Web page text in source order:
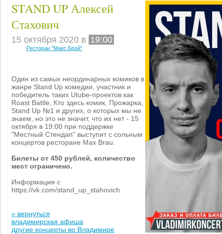
STAND UP Алексей
Стахович
15 октября 2020 в 19:00
Ресторан "Макс Брой"
Один из самых неординарных комиков в
жанре Stand Up комедии, участник и
победитель таких Utube-проектов как
Roast Battle, Кто здесь комик, Прожарка,
Stand Up №1 и других, о которых мы не
знаем, но это не значит, что их нет - 15
октября в 19:00 при поддержке
"Местный Стендап" выступит с сольным
концертов ресторане Max Brau.
Билеты от 450 рублей, количество
мест ограничено.
Информация с
https://vk.com/stand_up_stahovich
« вернуться
владимирская афиша
другие концерты во Владимире